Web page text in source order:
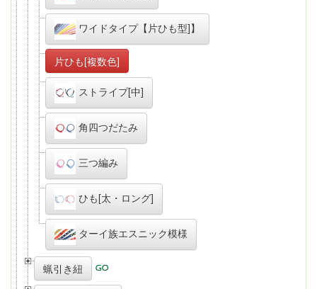
ワイドタイプ【片ひも型]】
片ひも[複数色]
ストライプ[中]
角四つだたみ
三つ編み
ひも[太・ロング]
ターイ族エスニック模様
蝋引き紐